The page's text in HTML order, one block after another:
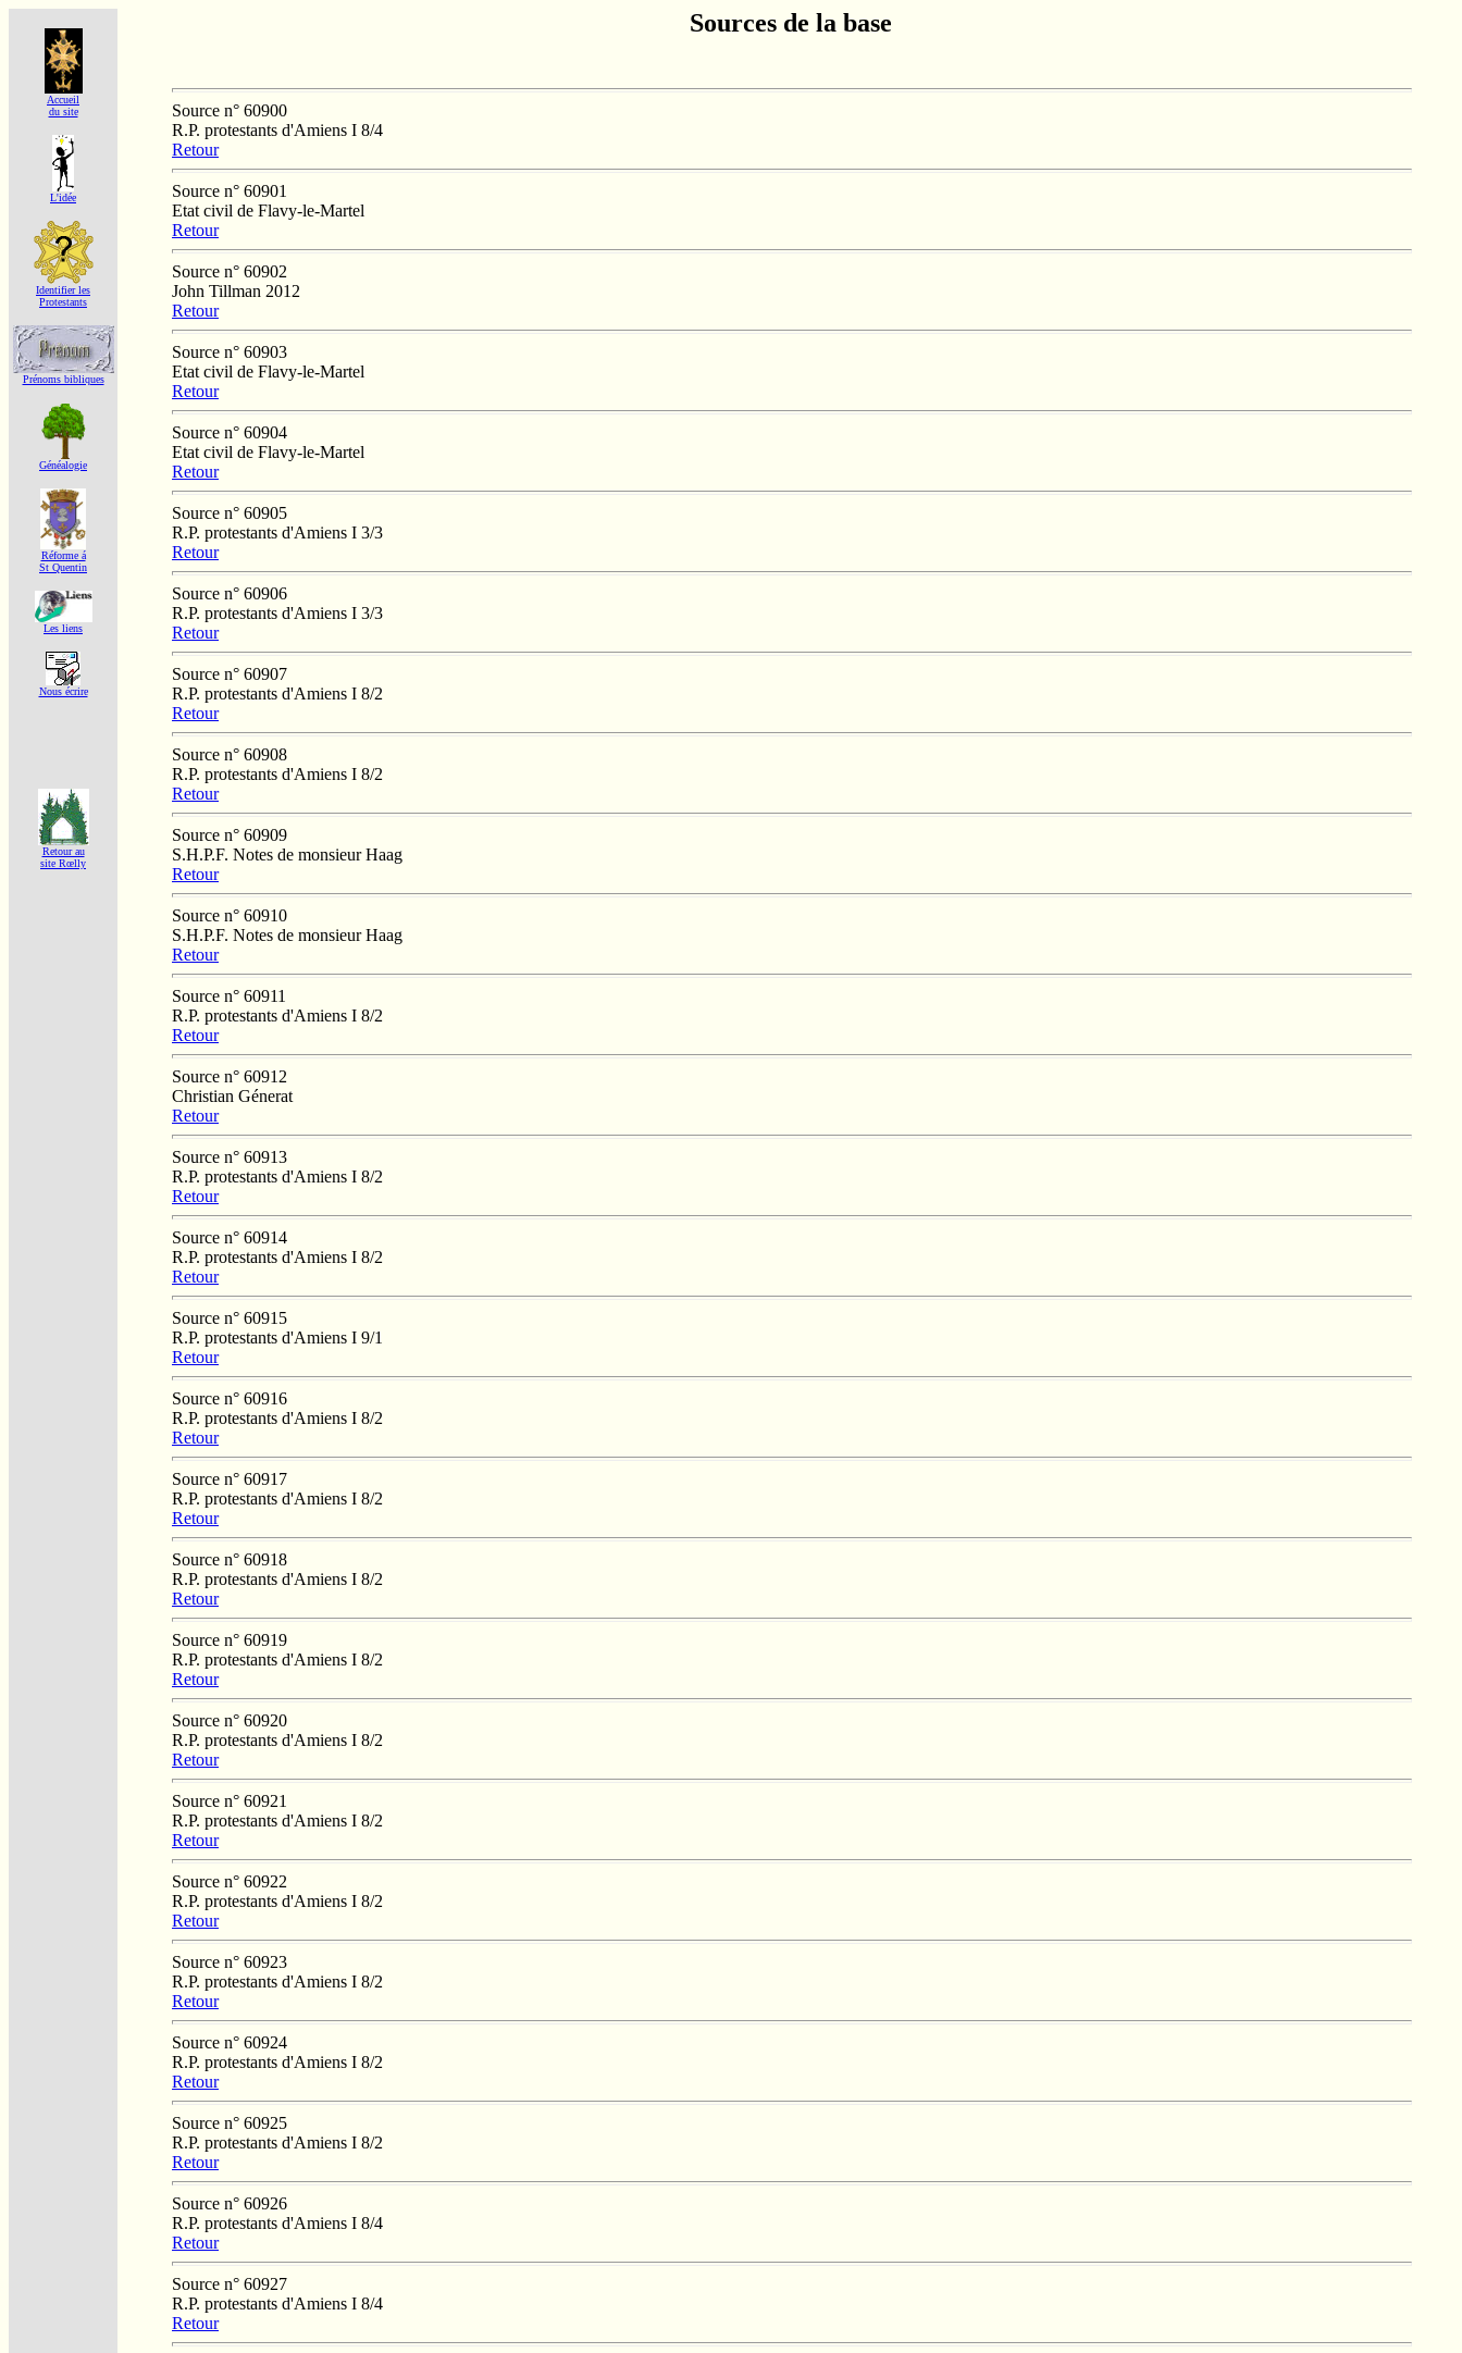
Accueil
du site
L'idée
Identifier les
Protestants
Prénoms bibliques
Généalogie
Réforme á
St Quentin
Les liens
Nous écrire
Retour au
site Rœlly
Sources de la base
Source n° 60900
R.P. protestants d'Amiens I 8/4
Retour
Source n° 60901
Etat civil de Flavy-le-Martel
Retour
Source n° 60902
John Tillman 2012
Retour
Source n° 60903
Etat civil de Flavy-le-Martel
Retour
Source n° 60904
Etat civil de Flavy-le-Martel
Retour
Source n° 60905
R.P. protestants d'Amiens I 3/3
Retour
Source n° 60906
R.P. protestants d'Amiens I 3/3
Retour
Source n° 60907
R.P. protestants d'Amiens I 8/2
Retour
Source n° 60908
R.P. protestants d'Amiens I 8/2
Retour
Source n° 60909
S.H.P.F. Notes de monsieur Haag
Retour
Source n° 60910
S.H.P.F. Notes de monsieur Haag
Retour
Source n° 60911
R.P. protestants d'Amiens I 8/2
Retour
Source n° 60912
Christian Génerat
Retour
Source n° 60913
R.P. protestants d'Amiens I 8/2
Retour
Source n° 60914
R.P. protestants d'Amiens I 8/2
Retour
Source n° 60915
R.P. protestants d'Amiens I 9/1
Retour
Source n° 60916
R.P. protestants d'Amiens I 8/2
Retour
Source n° 60917
R.P. protestants d'Amiens I 8/2
Retour
Source n° 60918
R.P. protestants d'Amiens I 8/2
Retour
Source n° 60919
R.P. protestants d'Amiens I 8/2
Retour
Source n° 60920
R.P. protestants d'Amiens I 8/2
Retour
Source n° 60921
R.P. protestants d'Amiens I 8/2
Retour
Source n° 60922
R.P. protestants d'Amiens I 8/2
Retour
Source n° 60923
R.P. protestants d'Amiens I 8/2
Retour
Source n° 60924
R.P. protestants d'Amiens I 8/2
Retour
Source n° 60925
R.P. protestants d'Amiens I 8/2
Retour
Source n° 60926
R.P. protestants d'Amiens I 8/4
Retour
Source n° 60927
R.P. protestants d'Amiens I 8/4
Retour